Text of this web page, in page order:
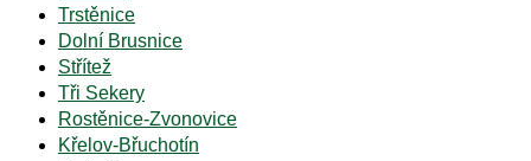
Trstěnice
Dolní Brusnice
Střítež
Tři Sekery
Rostěnice-Zvonovice
Křelov-Břuchotín